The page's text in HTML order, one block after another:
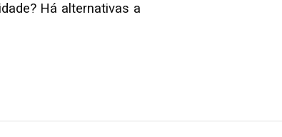
Há alternativas a